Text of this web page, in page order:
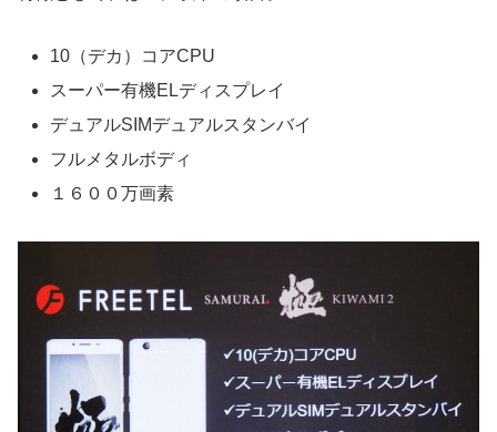
10（デカ）コアCPU
スーパー有機ELディスプレイ
デュアルSIMデュアルスタンバイ
フルメタルボディ
１６００万画素